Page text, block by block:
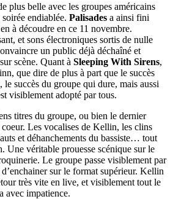
plus belle avec les groupes américains
endiablée. Palisades a ainsi fini
à découdre en ce 11 novembre.
et sons électroniques sortis de nulle
un public déjà déchaîné et
scène. Quant à Sleeping With Sirens,
que dire de plus à part que le succès
succès du groupe qui dure, mais aussi
visiblement adopté par tous.
titres du groupe, ou bien le dernier
Les vocalises de Kellin, les clins
et déhanchements du bassiste… tout
Une véritable prouesse scénique sur le
Le groupe passe visiblement par
sur le format supérieur. Kellin
très vite en live, et visiblement tout le
avec impatience.